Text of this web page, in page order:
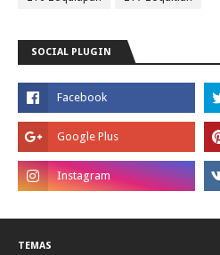
SOCIAL PLUGIN
TEMAS